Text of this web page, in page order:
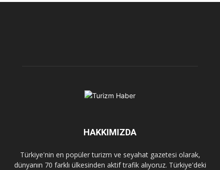
HAKKIMIZDA
Türkiye'nin en popüler turizm ve seyahat gazetesi olarak,
dünyanın 70 farklı ülkesinden aktif trafik alıyoruz. Türkiye'deki